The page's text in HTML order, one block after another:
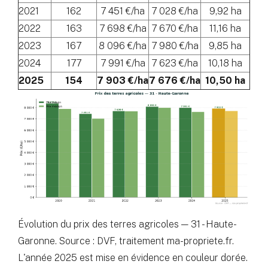
2021
162 7 451 €/ha 7 028 €/ha
9,92 ha
2022
163 7 698 €/ha 7 670 €/ha
11,16 ha
2023
167 8 096 €/ha 7 980 €/ha
9,85 ha
2024
177 7 991 €/ha 7 623 €/ha
10,18 ha
2025
154 7 903 €/ha7 676 €/ha 10,50 ha
Évolution du prix des terres agricoles — 31 - Haute-
Garonne. Source : DVF, traitement ma-propriete.fr.
L'année 2025 est mise en évidence en couleur dorée.